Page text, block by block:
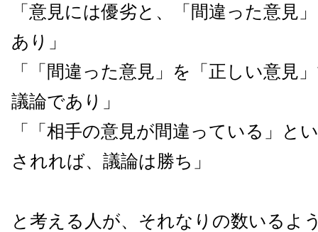
「意見には優劣と、「間違った意見
あり」
「「間違った意見」を「正しい意見
議論であり」
「「相手の意見が間違っている」と
されれば、議論は勝ち」
と考える人が、それなりの数いるよ